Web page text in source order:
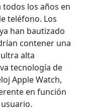
todos los años en
teléfono. Los
han bautizado
contener una
alta
tecnología de
Apple Watch,
en función